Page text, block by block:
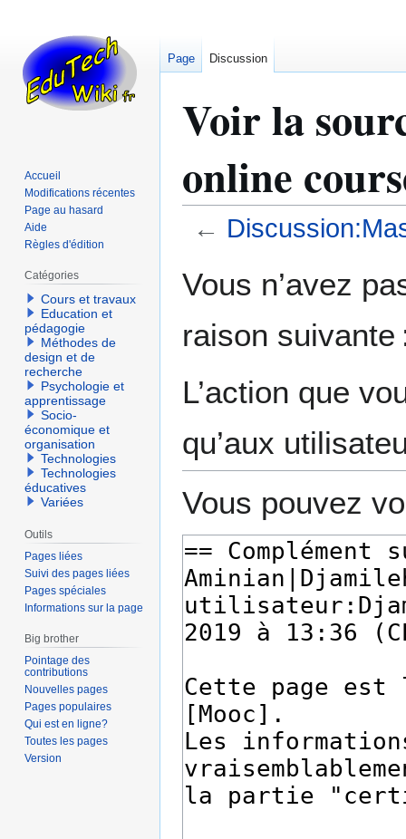
Voir la
online
←
à
navigation
à
recherche
Vous n’avez
raison suivante
L’action que
qu’aux
Vous pouvez
Page Discussion
Accueil
Modifications récentes
Page au hasard
Aide
Règles d'édition
Catégories
Cours et travaux
Education et
pédagogie
Méthodes de
design et de
recherche
Psychologie et
apprentissage
Socio-
économique et
organisation
Technologies
Technologies
éducatives
Variées
Outils
Pages liées
Suivi des pages liées
Pages spéciales
Informations sur la page
Big brother
Pointage des
contributions
Nouvelles pages
Pages populaires
Qui est en ligne?
Toutes les pages
Version